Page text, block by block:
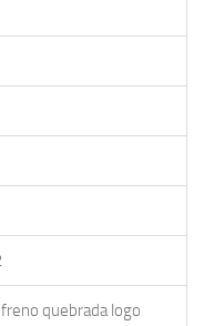
quebrada logo